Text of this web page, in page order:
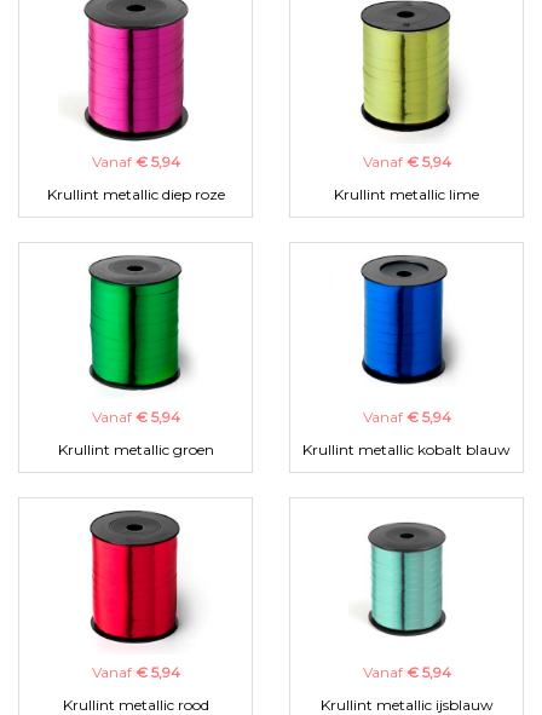
Vanaf € 5,94
Krullint metallic diep roze
Vanaf € 5,94
Krullint metallic lime
Vanaf € 5,94
Krullint metallic groen
Vanaf € 5,94
Krullint metallic kobalt blauw
Vanaf € 5,94
Krullint metallic rood
Vanaf € 5,94
Krullint metallic ijsblauw